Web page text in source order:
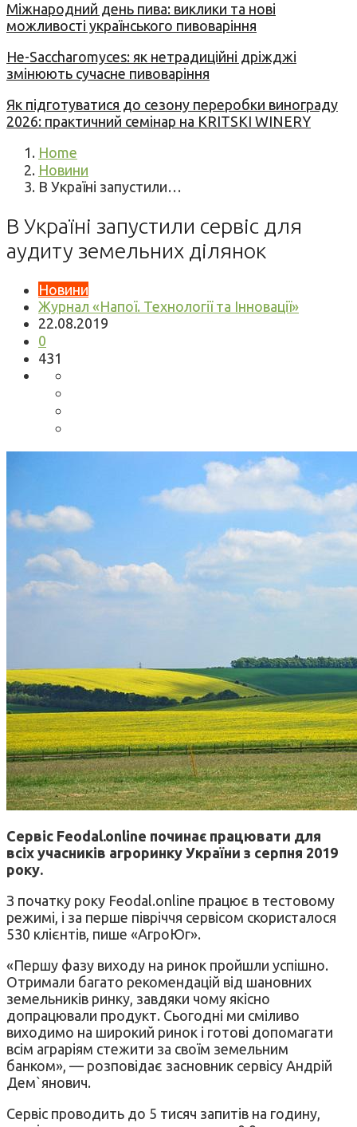
Міжнародний день пива: виклики та нові
можливості українського пивоваріння
Не-Saccharomyces: як нетрадиційні дріжджі
змінюють сучасне пивоваріння
Як підготуватися до сезону переробки винограду
2026: практичний семінар на KRITSKI WINERY
Home
Новини
В Україні запустили…
В Україні запустили сервіс для
аудиту земельних ділянок
Новини
Журнал «Напої. Технології та Інновації»
22.08.2019
0
431
Сервіс Feodal.online починає працювати для
всіх учасників агроринку України з серпня 2019
року.
З початку року Feodal.online працює в тестовому
режимі, і за перше півріччя сервісом скористалося
530 клієнтів, пише «АгроЮг».
«Першу фазу виходу на ринок пройшли успішно.
Отримали багато рекомендацій від шановних
земельників ринку, завдяки чому якісно
допрацювали продукт. Сьогодні ми сміливо
виходимо на широкий ринок і готові допомагати
всім аграріям стежити за своїм земельним
банком», — розповідає засновник сервісу Андрій
Дем`янович.
Сервіс проводить до 5 тисяч запитів на годину,